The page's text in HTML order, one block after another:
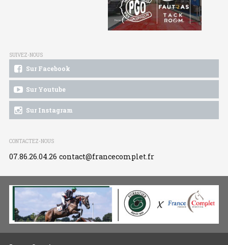
SUIVEZ-NOUS
Sur Facebook
Sur Youtube
Sur Instagram
CONTACTEZ-NOUS
07.86.26.04.26 contact@francecomplet.fr